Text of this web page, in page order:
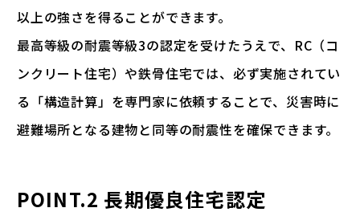
以上の強さを得ることができます。
最高等級の耐震等級3の認定を受けたうえで、RC（コ
ンクリート住宅）や鉄骨住宅では、必ず実施されてい
る「構造計算」を専門家に依頼することで、災害時に
避難場所となる建物と同等の耐震性を確保できます。
POINT.2 長期優良住宅認定